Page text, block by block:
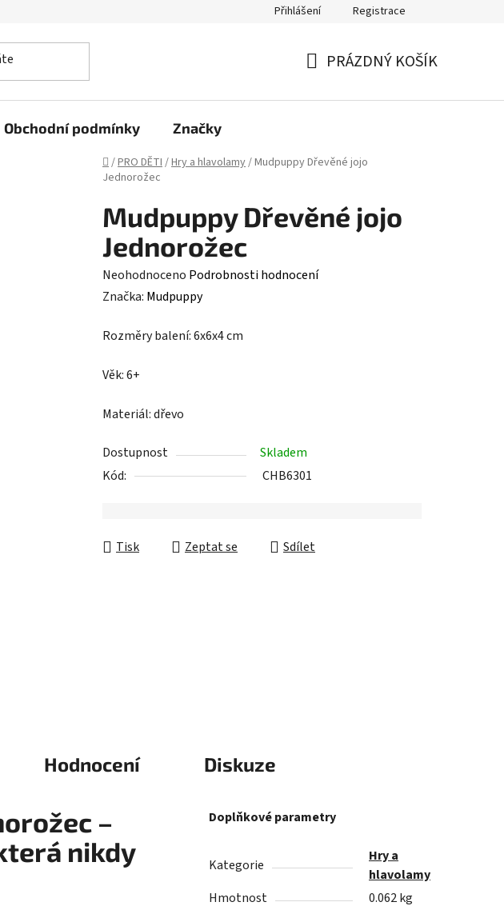
Přihlášení Registrace
PRÁZDNÝ KOŠÍK
Obchodní podmínky Značky
Domů
/PRO DĚTI/Hry a hlavolamy/Mudpuppy Dřevěné jojo
Jednorožec
Mudpuppy Dřevěné jojo
Jednorožec
Průměrné
hodnocení
je
z
Neohodnoceno Podrobnosti hodnocení
Značka: Mudpuppy
Rozměry balení: 6x6x4 cm
Věk: 6+
Materiál: dřevo
Dostupnost
Skladem
Kód:
CHB6301
Tisk Zeptat se Sdílet
Hodnocení Diskuze
–
nikdy
Doplňkové parametry
Kategorie
Hry a
hlavolamy
Hmotnost
0.062 kg